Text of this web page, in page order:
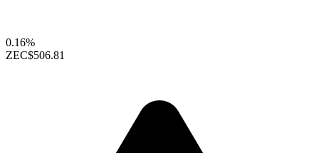
0.16%
ZEC$506.81